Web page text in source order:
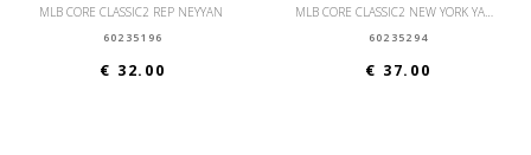
MLB CORE CLASSIC2 REP NEYYAN
60235196
€ 32.00
60235294
€ 37.00